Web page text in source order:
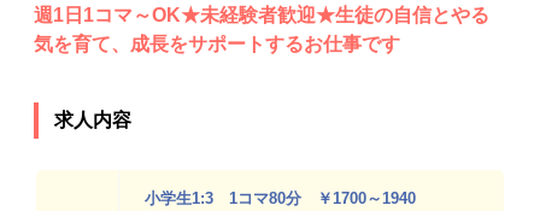
週1日1コマ～OK★未経験者歓迎★生徒の自信とやる
気を育て、成長をサポートするお仕事です
求人内容
小学生1:3 1コマ80分 ￥1700～1940